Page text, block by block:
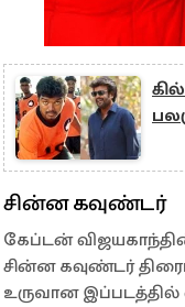
சின்ன கவுண்டர்
கேப்டன்
சின்ன கவுண்டர்
உருவான